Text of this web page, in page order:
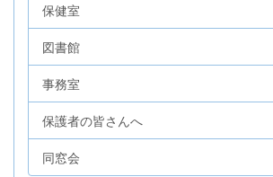
保健室
図書館
事務室
保護者の皆さんへ
同窓会